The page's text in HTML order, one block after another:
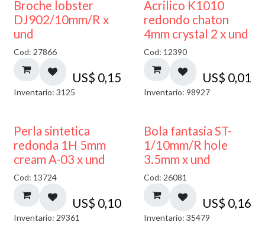
Broche lobster
DJ902/10mm/R x
und
Cod: 27866
US$ 0,15
Inventario: 3125
50% DESCUENTO
Acrilico K1010
redondo chaton
4mm crystal 2 x und
Cod: 12390
US$ 0,01
Inventario: 98927
Perla sintetica
redonda 1H 5mm
cream A-03 x und
Cod: 13724
US$ 0,10
Inventario: 29361
Bola fantasia ST-
1/10mm/R hole
3.5mm x und
Cod: 26081
US$ 0,16
Inventario: 35479